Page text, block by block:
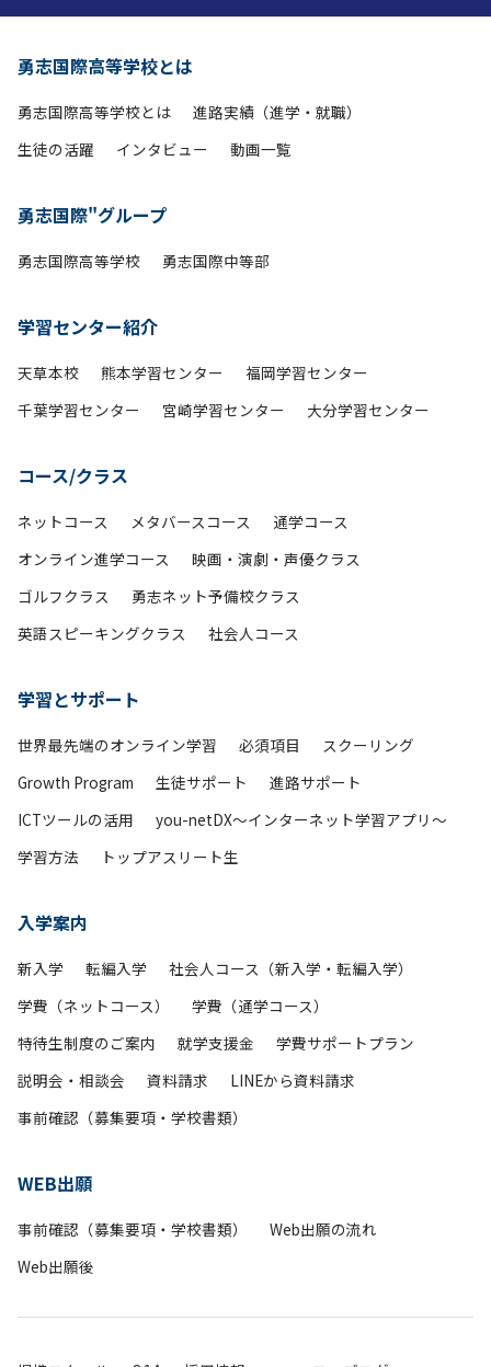
勇志国際高等学校とは
勇志国際高等学校とは
進路実績（進学・就職）
生徒の活躍
インタビュー 動画一覧
勇志国際"グループ
勇志国際高等学校 勇志国際中等部
学習センター紹介
天草本校 熊本学習センター
福岡学習センター
千葉学習センター
宮崎学習センター 大分学習センター
コース/クラス
ネットコース メタバースコース
通学コース
オンライン進学コース
映画・演劇・声優クラス
ゴルフクラス
勇志ネット予備校クラス
英語スピーキングクラス
社会人コース
学習とサポート
世界最先端のオンライン学習 必須項目
スクーリング
Growth Program
生徒サポート
進路サポート
ICTツールの活用
you-netDX～インターネット学習アプリ～
学習方法
トップアスリート生
入学案内
新入学 転編入学
社会人コース（新入学・転編入学）
学費（ネットコース）
学費（通学コース）
特待生制度のご案内
就学支援金
学費サポートプラン
説明会・相談会
資料請求
LINEから資料請求
事前確認（募集要項・学校書類）
WEB出願
事前確認（募集要項・学校書類）
Web出願の流れ
Web出願後